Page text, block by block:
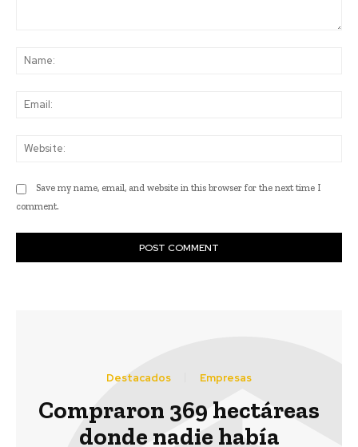
Save my name, email, and website in this browser for the next time I
comment.